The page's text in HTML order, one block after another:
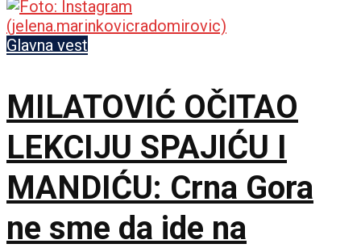
Glavna vest
MILATOVIĆ OČITAO
LEKCIJU SPAJIĆU I
MANDIĆU: Crna Gora
ne sme da ide na